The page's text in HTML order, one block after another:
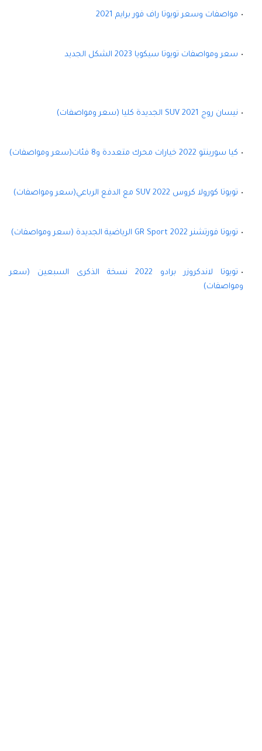
مواصفات وسعر تويوتا راف فور برايم 2021
سعر ومواصفات تويوتا سيكويا 2023 الشكل الجديد
نيسان روج 2021 SUV الجديدة كليا (سعر ومواصفات)
كيا سورينتو 2022 خيارات محرك متعددة و8 فئات(سعر ومواصفات)
تويوتا كورولا كروس 2022 SUV مع الدفع الرباعي(سعر ومواصفات)
تويوتا فورتشنر 2022 GR Sport الرياضية الجديدة (سعر ومواصفات)
تويوتا لاندكروزر برادو 2022 نسخة الذكرى السبعين (سعر
ومواصفات)